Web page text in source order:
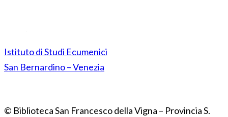
Istituto di Studi Ecumenici
San Bernardino – Venezia
© Biblioteca San Francesco della Vigna – Provincia S.